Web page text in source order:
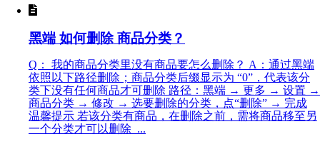
黑端 如何删除 商品分类？
Q： 我的商品分类里没有商品要怎么删除？ A：通过黑端
依照以下路径删除；商品分类后缀显示为 “0”，代表该分
类下没有任何商品才可删除 路径：黑端 → 更多 → 设置 →
商品分类 → 修改 → 选要删除的分类，点“删除” → 完成
温馨提示 若该分类有商品，在删除之前，需将商品移至另
一个分类才可以删除 ...